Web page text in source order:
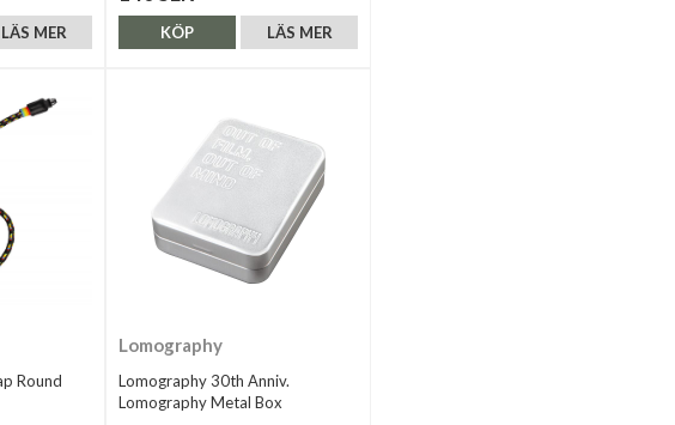
LÄS MER LÄS MER
KÖP
Round
Lomography
Lomography 30th Anniv.
Lomography Metal Box